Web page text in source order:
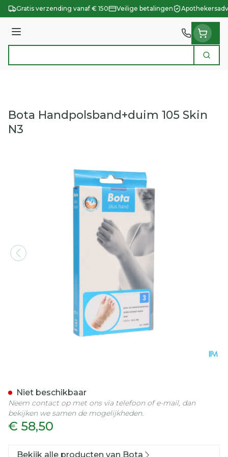
Ga naar de inhoud
Gratis verzending vanaf € 150 Veilige betalingen
Menu
Zoek
Bota Handpolsband+duim 105 Skin
N3
€ 58,50
Niet beschikbaar
Neem contact op met ons via telefoon of e-mail, dan
bekijken we samen de mogelijkheden.
Bekijk alle producten van Bota